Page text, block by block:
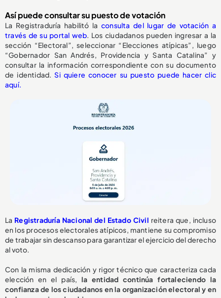
Así puede consultar su puesto de votación
La Registraduría habilitó laconsulta del lugar de votación a
través de su portal web. Los ciudadanos pueden ingresar a la
sección “Electoral”, seleccionar “Elecciones atípicas”, luego
“Gobernador San Andrés, Providencia y Santa Catalina” y
consultar la información correspondiente con su documento
de identidad.Si quiere conocer su puesto puede hacer clic
aquí.
La Registraduría Nacional del Estado Civil reitera que, incluso
en los procesos electorales atípicos, mantiene su compromiso
de trabajar sin descanso para garantizar el ejercicio del derecho
al voto.
Con la misma dedicación y rigor técnico que caracteriza cada
elección en el país, la entidad continúa fortaleciendo la
confianza de los ciudadanos en la organización electoral y en